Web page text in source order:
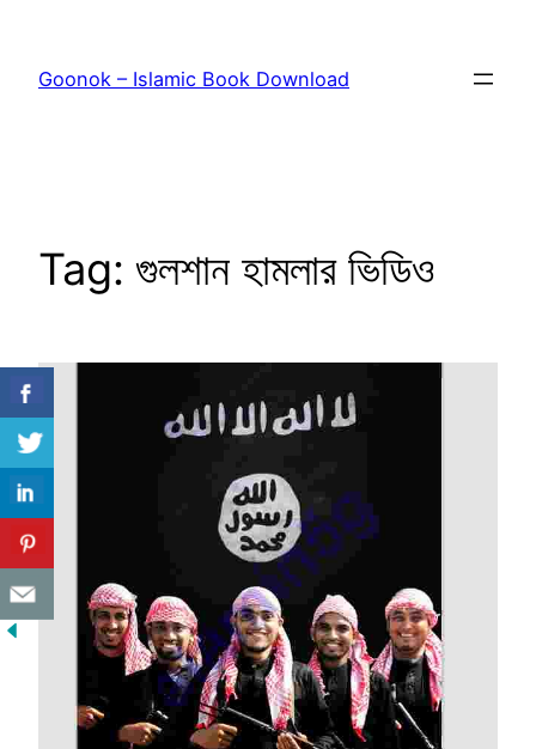
content
Goonok – Islamic Book Download
Tag:গুলশান হামলার ভিডিও